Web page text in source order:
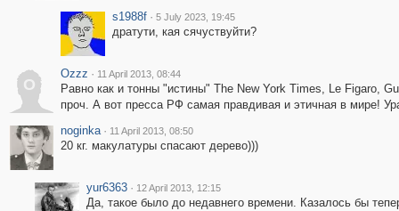
s1988f · 5 July 2023, 19:45
дратути, кая сячуствуйти?
O
Ozzz · 11 April 2013, 08:44
Равно как и тонны "истины" The New York Times, Le Figaro,
проч. А вот пресса РФ самая правдивая и этичная в мире!
noginka · 11 April 2013, 08:50
20 кг. макулатуры спасают дерево)))
yur6363 · 12 April 2013, 12:15
Да, такое было до недавнего времени. Казалось бы